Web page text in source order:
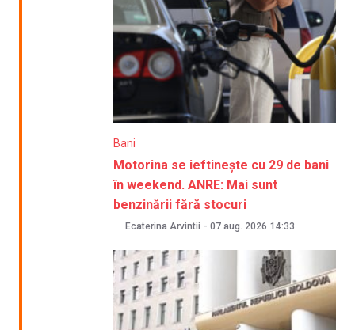
Bani
Motorina se ieftinește cu 29 de bani
în weekend. ANRE: Mai sunt
benzinării fără stocuri
Ecaterina Arvintii - 07 aug. 2026 14:33